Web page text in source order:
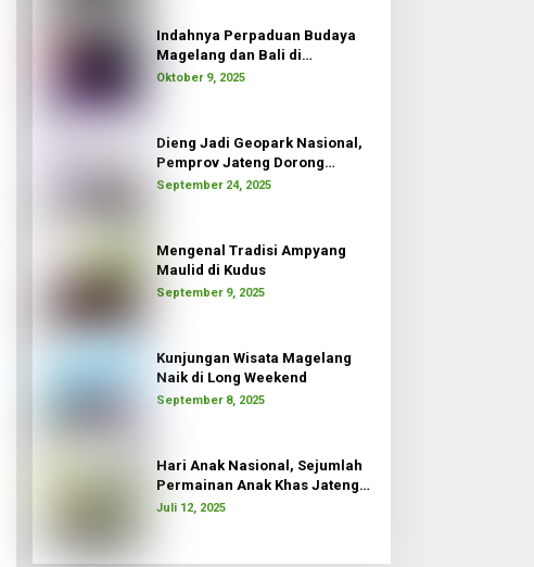
Indahnya Perpaduan Budaya
Magelang dan Bali di
Borobudur Moon
Oktober 9, 2025
Dieng Jadi Geopark Nasional,
Pemprov Jateng Dorong
Pertumbuhan Ekonomi
September 24, 2025
Mengenal Tradisi Ampyang
Maulid di Kudus
September 9, 2025
Kunjungan Wisata Magelang
Naik di Long Weekend
September 8, 2025
Hari Anak Nasional, Sejumlah
Permainan Anak Khas Jateng
Dimainkan
Juli 12, 2025